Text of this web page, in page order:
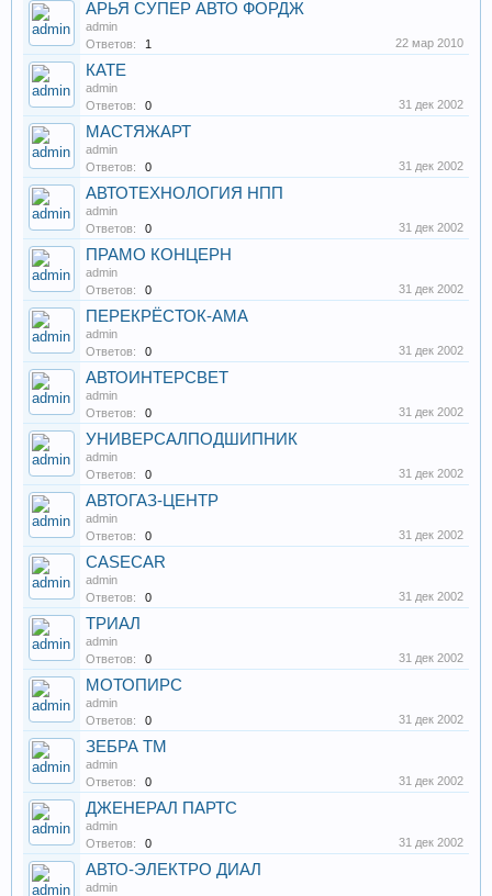
АРЬЯ СУПЕР АВТО ФОРДЖ
admin
Ответов:
1 22 мар 2010
КАТЕ
admin
Ответов:
0 31 дек 2002
МАСТЯЖАРТ
admin
Ответов:
0 31 дек 2002
АВТОТЕХНОЛОГИЯ НПП
admin
Ответов:
0 31 дек 2002
ПРАМО КОНЦЕРН
admin
Ответов:
0 31 дек 2002
ПЕРЕКРЁСТОК-АМА
admin
Ответов:
0 31 дек 2002
АВТОИНТЕРСВЕТ
admin
Ответов:
0 31 дек 2002
УНИВЕРСАЛПОДШИПНИК
admin
Ответов:
0 31 дек 2002
АВТОГАЗ-ЦЕНТР
admin
Ответов:
0 31 дек 2002
CASECAR
admin
Ответов:
0 31 дек 2002
ТРИАЛ
admin
Ответов:
0 31 дек 2002
МОТОПИРС
admin
Ответов:
0 31 дек 2002
ЗЕБРА ТМ
admin
Ответов:
0 31 дек 2002
ДЖЕНЕРАЛ ПАРТС
admin
Ответов:
0 31 дек 2002
АВТО-ЭЛЕКТРО ДИАЛ
admin